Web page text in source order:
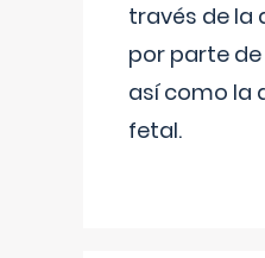
través de la
por parte
así como la
fetal.